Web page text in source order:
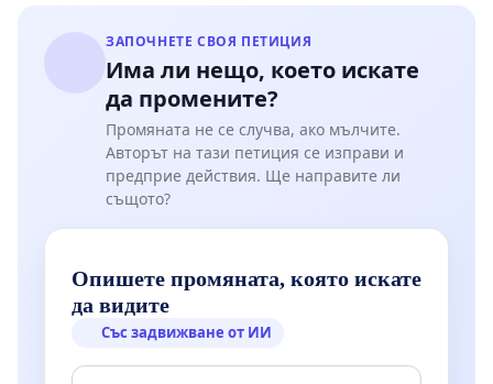
ЗАПОЧНЕТЕ СВОЯ ПЕТИЦИЯ
Има ли нещо, което искате
да промените?
Промяната не се случва, ако мълчите.
Авторът на тази петиция се изправи и
предприе действия. Ще направите ли
същото?
Опишете промяната, която искате
да видите
Със задвижване от ИИ